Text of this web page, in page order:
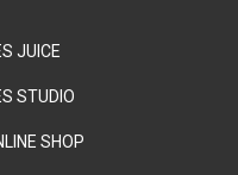
JUICE
STUDIO
SHOP